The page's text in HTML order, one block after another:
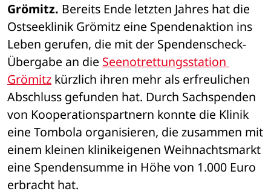
Grömitz. Bereits Ende letzten Jahres hat die
Ostseeklinik Grömitz eine Spendenaktion ins
Leben gerufen, die mit der Spendenscheck-
Übergabe an die Seenotrettungsstation
Grömitz kürzlich ihren mehr als erfreulichen
Abschluss gefunden hat. Durch Sachspenden
von Kooperationspartnern konnte die Klinik
eine Tombola organisieren, die zusammen mit
einem kleinen klinikeigenen Weihnachtsmarkt
eine Spendensumme in Höhe von 1.000 Euro
erbracht hat.